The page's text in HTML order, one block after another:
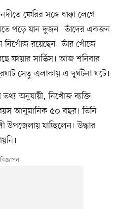
ফেরির সঙ্গে ধাক্কা লেগে
পড়ে যান দুজন। তাঁদের একজন
রয়েছেন। তাঁর খোঁজে
ফায়ার সার্ভিস। আজ শনিবার
সেতু এলাকায় এ দুর্ঘটনা ঘটে।
তথ্য অনুযায়ী, নিখোঁজ ব্যক্তি
আনুমানিক ৫০ বছর। তিনি
উপজেলায় যাচ্ছিলেন। উদ্ধার